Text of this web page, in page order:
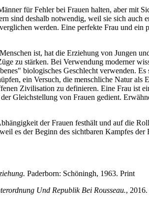
für Fehler bei Frauen halten, aber mit
sind deshalb notwendig, weil sie sich auch
werden. Eine perfekte Frau und
ist, hat die Erziehung von Jungen
zu stärken. Bei Verwendung moderner
biologisches Geschlecht verwenden.
ein Versuch, die menschliche Natur
Zivilisation zu definieren. Eine Frau ist
Gleichstellung von Frauen gedient.
der Frauen festhält und auf die
es der Beginn des sichtbaren Kampfes der
Paderborn: Schöningh, 1963. Print
Und Republik Bei Rousseau.,